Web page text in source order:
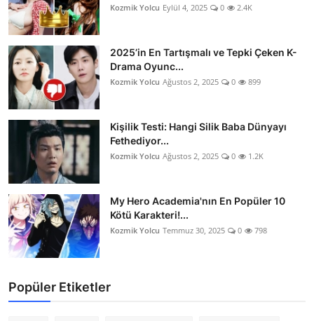
Kozmik Yolcu Eylül 4, 2025 0 2.4K
2025’in En Tartışmalı ve Tepki Çeken K-
Drama Oyunc...
Kozmik Yolcu Ağustos 2, 2025 0 899
Kişilik Testi: Hangi Silik Baba Dünyayı
Fethediyor...
Kozmik Yolcu Ağustos 2, 2025 0 1.2K
My Hero Academia'nın En Popüler 10
Kötü Karakteri!...
Kozmik Yolcu Temmuz 30, 2025 0 798
Popüler Etiketler